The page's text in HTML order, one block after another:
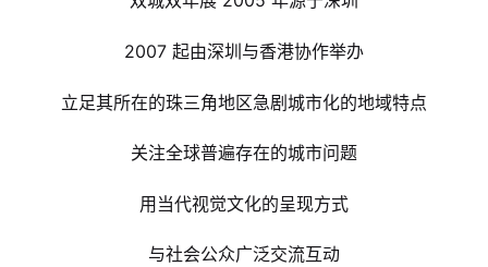
2007 起由深圳与香港协作举办
立足其所在的珠三角地区急剧城市化的地域特点
关注全球普遍存在的城市问题
用当代视觉文化的呈现方式
与社会公众广泛交流互动